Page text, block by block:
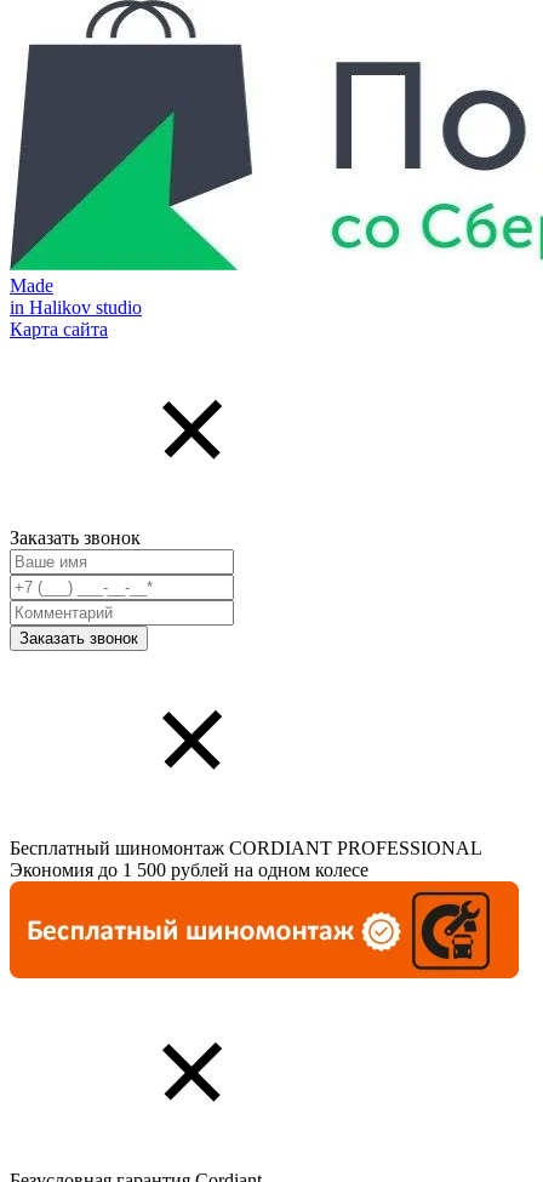
Made
in Halikov studio
Карта сайта
Заказать звонок
Бесплатный шиномонтаж CORDIANT PROFESSIONAL
Экономия до 1 500 рублей на одном колесе